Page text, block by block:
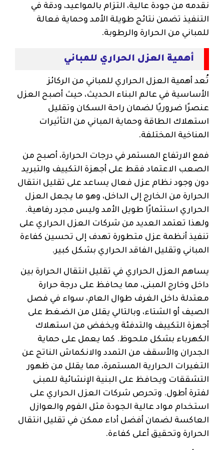
نقدمه من جودة عالية، التزام بالمواعيد، ودقة في
التنفيذ تضمن نتائج طويلة الأمد وحماية فعالة
للمباني من الحرارة والرطوبة.
أهمية العزل الحراري للمباني
تُعد أهمية العزل الحراري للمباني من الركائز
الأساسية في عالم البناء الحديث، حيث أصبح العزل
عنصرًا ضروريًا لضمان راحة السكان وتقليل
استهلاك الطاقة وحماية المباني من التأثيرات
المناخية المختلفة.
فمع الارتفاع المستمر في درجات الحرارة، أصبح من
الصعب الاعتماد فقط على أجهزة التكييف والتبريد
دون وجود نظام عزل فعال يساعد على تقليل انتقال
الحرارة من الخارج إلى الداخل، وهو ما يجعل العزل
الحراري استثمارًا طويل الأمد وليس مجرد رفاهية.
ولهذا تعتمد العديد من شركات العزل الحراري على
تنفيذ أنظمة عزل متطورة تهدف إلى تحسين كفاءة
المباني وتقليل الفاقد الحراري بشكل كبير.
يساهم العزل الحراري في تقليل انتقال الحرارة بين
داخل وخارج المبنى، مما يحافظ على درجة حرارة
معتدلة داخل الغرف طوال العام، سواء في فصل
الصيف أو الشتاء، وبالتالي يقلل من الضغط على
أجهزة التكييف والتدفئة ويخفض من استهلاك
الكهرباء بشكل ملحوظ. كما يعمل على حماية
الجدران والأسقف من التمدد والانكماش الناتج عن
التغيرات الحرارية المستمرة، مما يقلل من ظهور
التشققات ويحافظ على البنية الإنشائية للمبنى
لفترة أطول. وتحرص شركات العزل الحراري على
استخدام مواد عالية الجودة مثل الفوم والعوازل
العاكسة لضمان أفضل أداء ممكن في تقليل انتقال
الحرارة وتحقيق أعلى كفاءة.